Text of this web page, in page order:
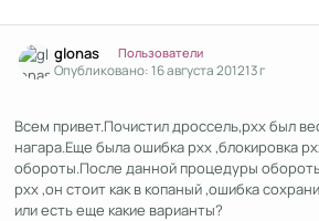
glonas Пользователи
Опубликовано:16 августа 201213 г
Всем привет.Почистил дроссель,рхх был
нагара.Еще была ошибка рхх ,блокировка
обороты.После данной процедуры
рхх ,он стоит как в копаный ,ошибка
или есть еще какие варианты?